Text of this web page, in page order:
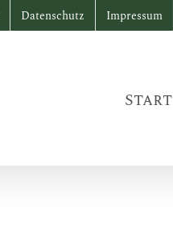
Datenschutz Impressum
Start